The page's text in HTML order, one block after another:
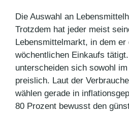
Die Auswahl an
Trotzdem hat jeder meist
Lebensmittelmarkt, in dem er
wöchentlichen Einkaufs
unterscheiden sich sowohl
preislich. Laut der
wählen gerade in
80 Prozent bewusst den